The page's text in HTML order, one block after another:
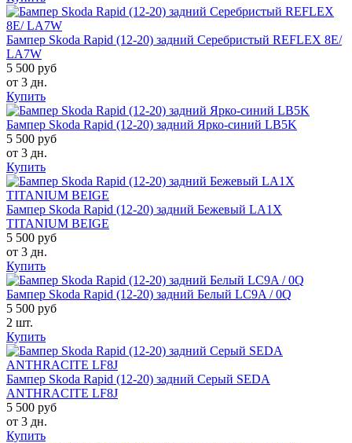
Бампер Skoda Rapid (12-20) задний Серебристый REFLEX 8E/
LA7W
5 500 руб
от 3 дн.
Купить
Бампер Skoda Rapid (12-20) задний Ярко-синий LB5K
5 500 руб
от 3 дн.
Купить
Бампер Skoda Rapid (12-20) задний Бежевый LA1X
TITANIUM BEIGE
5 500 руб
от 3 дн.
Купить
Бампер Skoda Rapid (12-20) задний Белый LC9A / 0Q
5 500 руб
2 шт.
Купить
Бампер Skoda Rapid (12-20) задний Серый SEDA
ANTHRACITE LF8J
5 500 руб
от 3 дн.
Купить